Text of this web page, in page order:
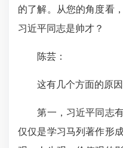
的了解。从您的角度看
习近平同志是帅才？
陈芸：
这有几个方面的原因
第一，习近平同志有
仅仅是学习马列著作形